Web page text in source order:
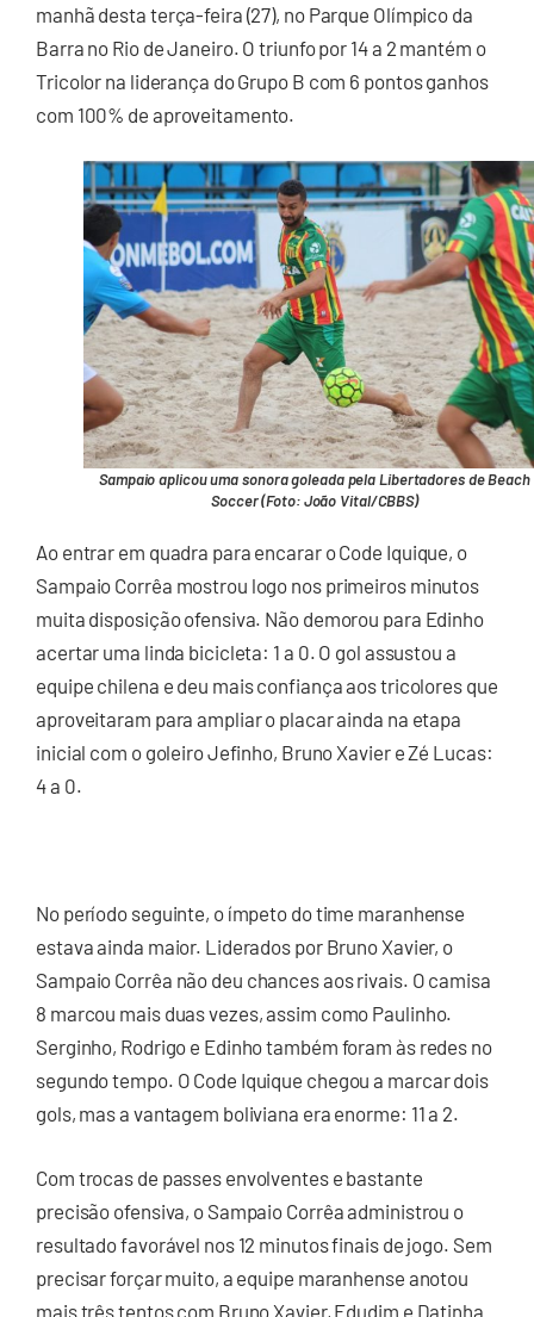
manhã desta terça-feira (27), no Parque Olímpico da
Barra no Rio de Janeiro. O triunfo por 14 a 2 mantém o
Tricolor na liderança do Grupo B com 6 pontos ganhos
com 100% de aproveitamento.
Sampaio aplicou uma sonora goleada pela Libertadores de Beach
Soccer (Foto: João Vital/CBBS)
Ao entrar em quadra para encarar o Code Iquique, o
Sampaio Corrêa mostrou logo nos primeiros minutos
muita disposição ofensiva. Não demorou para Edinho
acertar uma linda bicicleta: 1 a 0. O gol assustou a
equipe chilena e deu mais confiança aos tricolores que
aproveitaram para ampliar o placar ainda na etapa
inicial com o goleiro Jefinho, Bruno Xavier e Zé Lucas:
4 a 0.
No período seguinte, o ímpeto do time maranhense
estava ainda maior. Liderados por Bruno Xavier, o
Sampaio Corrêa não deu chances aos rivais. O camisa
8 marcou mais duas vezes, assim como Paulinho.
Serginho, Rodrigo e Edinho também foram às redes no
segundo tempo. O Code Iquique chegou a marcar dois
gols, mas a vantagem boliviana era enorme: 11 a 2.
Com trocas de passes envolventes e bastante
precisão ofensiva, o Sampaio Corrêa administrou o
resultado favorável nos 12 minutos finais de jogo. Sem
precisar forçar muito, a equipe maranhense anotou
mais três tentos com Bruno Xavier, Edudim e Datinha